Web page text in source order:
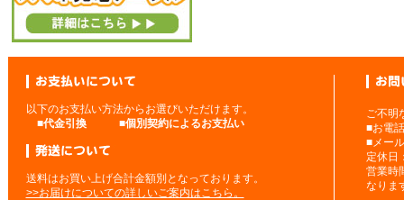
以下のお支払い方法からお選びいただけます。
■代金引換■個別契約によるお支払い
送料はお買い上げ合計金額別となっております。
>>お届けについての詳しいご案内はこちら。
ご不明
■お電
■メー
定休日
営業時
なりま